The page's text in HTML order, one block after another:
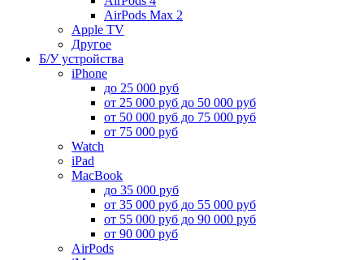
AirPods Max 2
Apple TV
Другое
Б/У устройства
iPhone
до 25 000 руб
от 25 000 руб до 50 000 руб
от 50 000 руб до 75 000 руб
от 75 000 руб
Watch
iPad
MacBook
до 35 000 руб
от 35 000 руб до 55 000 руб
от 55 000 руб до 90 000 руб
от 90 000 руб
AirPods